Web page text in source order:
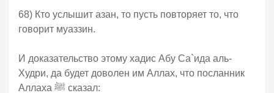
68) Кто услышит азан, то пусть повторяет то, что
говорит муаззин.
И доказательство этому хадис Абу Са`ида аль-
Худри, да будет доволен им Аллах, что посланник
Аллаха ﷺ сказал: